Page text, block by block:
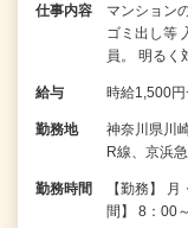
仕事内容
マンション
ゴミ出し等
員。 明る
給与 時給1,500
勤務地
神奈川県川
R線、京浜
勤務時間
【勤務】
間】 8：00